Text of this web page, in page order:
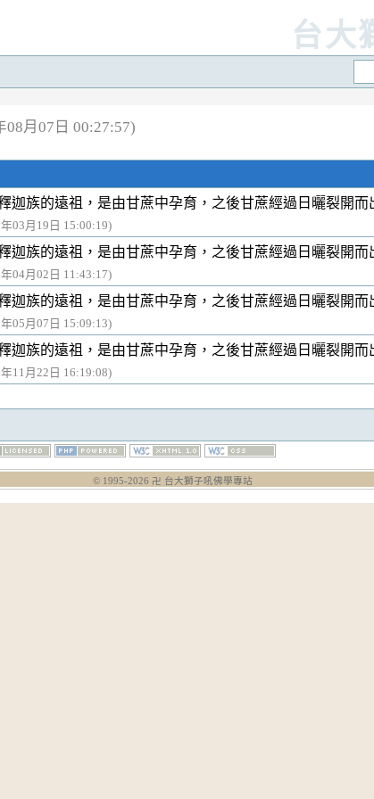
台大
08月07日 00:27:57)
迦族的遠祖，是由甘蔗中孕育，之後甘蔗經過日曬裂開而
03月19日 15:00:19)
迦族的遠祖，是由甘蔗中孕育，之後甘蔗經過日曬裂開而
04月02日 11:43:17)
迦族的遠祖，是由甘蔗中孕育，之後甘蔗經過日曬裂開而
05月07日 15:09:13)
迦族的遠祖，是由甘蔗中孕育，之後甘蔗經過日曬裂開而
11月22日 16:19:08)
© 1995-2026 卍 台大獅子吼佛學專站